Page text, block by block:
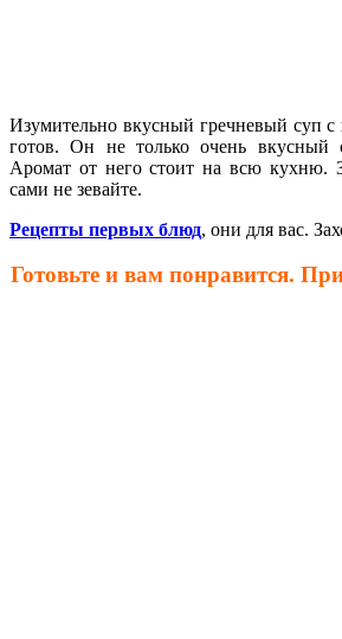
Изумительно вкусный гречневый суп
готов. Он не только очень
Аромат от него стоит на всю кухню.
сами не зевайте.
Рецепты первых блюд, они для вас.
Готовьте и вам понравится.